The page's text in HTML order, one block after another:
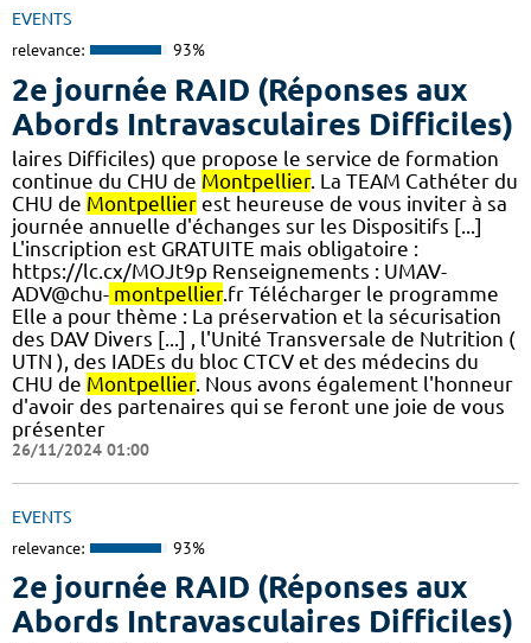
EVENTS
relevance: 93%
2e journée RAID (Réponses aux
Abords Intravasculaires Difficiles)
laires Difficiles) que propose le service de formation
continue du CHU de Montpellier. La TEAM Cathéter du
CHU de Montpellier est heureuse de vous inviter à sa
journée annuelle d'échanges sur les Dispositifs [...]
L'inscription est GRATUITE mais obligatoire :
https://lc.cx/MOJt9p Renseignements : UMAV-
ADV@chu- montpellier.fr Télécharger le programme​
Elle a pour thème : La préservation et la sécurisation
des DAV Divers [...] , l'Unité Transversale de Nutrition (
UTN ), des IADEs du bloc CTCV et des médecins du
CHU de Montpellier. Nous avons également l'honneur
d'avoir des partenaires qui se feront une joie de vous
présenter
26/11/2024 01:00
EVENTS
relevance: 93%
2e journée RAID (Réponses aux
Abords Intravasculaires Difficiles)